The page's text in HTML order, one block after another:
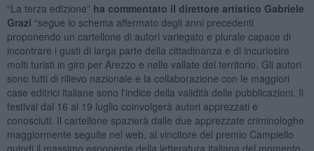
“La terza edizione” ha commentato il direttore artistico Gabriele
Grazi “segue lo schema affermato degli anni precedenti
proponendo un cartellone di autori variegato e plurale capace di
incontrare i gusti di larga parte della cittadinanza e di incuriosire
molti turisti in giro per Arezzo e nelle vallate del territorio. Gli autori
sono tutti di rilievo nazionale e la collaborazione con le maggiori
case editrici italiane sono l'indice della validità delle pubblicazioni. Il
festival dal 16 al 19 luglio coinvolgerà autori apprezzati e
conosciuti. Il cartellone spazierà dalle due apprezzate criminologhe
maggiormente seguite nel web, al vincitore del premio Campiello
quindi il massimo esponente della letteratura italiana del momento.